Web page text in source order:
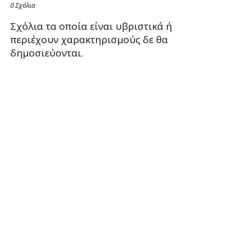
0 Σχόλια
Σχόλια τα οποία είναι υβριστικά ή
περιέχουν χαρακτηρισμούς δε θα
δημοσιεύονται.